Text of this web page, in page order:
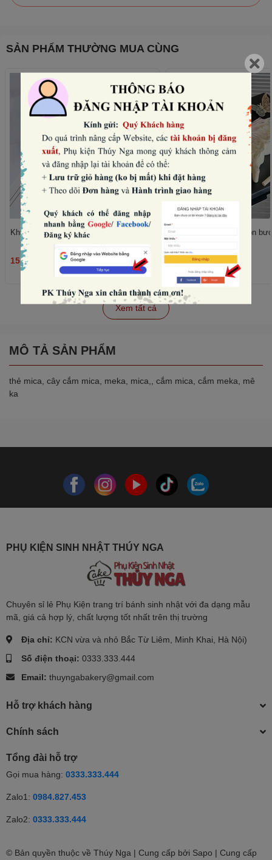
SẢN PHẨM THƯỜNG MUA CÙNG
Khuôn silicon tròn - 8 trái tim to nhỏ.
15.000₫ THÊM
Khuôn silicon - hình con
75.000₫
Xem tất cả
MÔ TẢ SẢN PHẨM
thẻ mica, cây cắm mica, meka, mica,, cắm mica, cắm meka, mê
ka
PHỤ KIỆN SINH NHẬT THÚY NGA
Chuyên sỉ lẻ Phụ Kiện trang trí bánh sinh nhật với đa dạng mẫu
mã, giá cả hợp lý, chất lượng tốt nhất trên thị trường
Địa chỉ: KCN vừa và nhỏ Bắc Từ Liêm, Minh Khai, Hà Nội)
Số điện thoại: 0333.333.444
Email: thuyngabakery@gmail.com
Hỗ trợ khách hàng
Chính sách
Tổng đài hỗ trợ
Gọi mua hàng: 0333.333.444
Zalo1: 0984.827.453
Zalo2: 0333.333.444
© Bản quyền thuộc về Thúy Nga | Cung cấp bởi Sapo | Cung cấp
0